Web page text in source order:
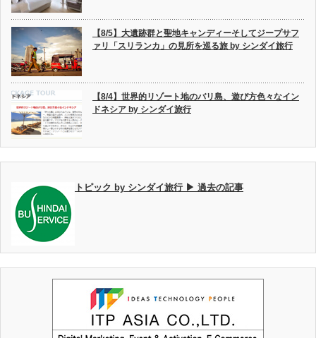
【8/5】大遺跡群と聖地キャンディーそしてジープサフ
ァリ「スリランカ」の見所を巡る旅 by シンダイ旅行
【8/4】世界的リゾート地のバリ島、遊び方色々なイン
ドネシア by シンダイ旅行
トピック by シンダイ旅行 ▶ 過去の記事